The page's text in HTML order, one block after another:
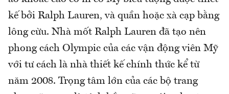
kế bởi Ralph Lauren, và quần hoặc xà cạp bằng
lông cừu. Nhà mốt Ralph Lauren đã tạo nên
phong cách Olympic của các vận động viên Mỹ
với tư cách là nhà thiết kế chính thức kể từ
năm 2008. Trọng tâm lớn của các bộ trang